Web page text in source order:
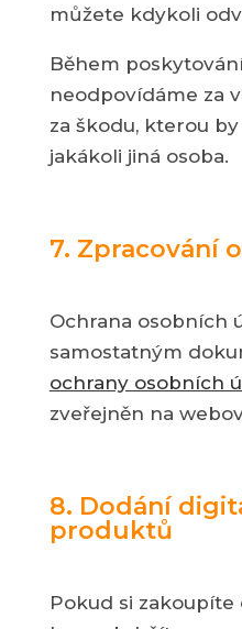
můžete kdykoli
Během
neodpovídáme za
za škodu, kterou
jakákoli jiná osoba.
7. Zpracování
Ochrana osobních
samostatným
ochrany osobních
zveřejněn na
8. Dodání
produktů
Pokud si